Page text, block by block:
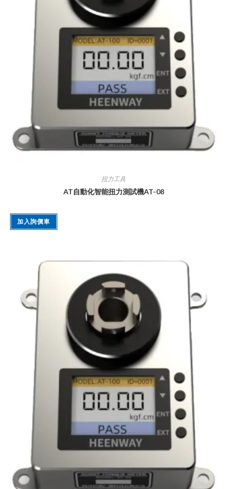
扭力工具
AT自動化智能扭力測試機AT-08
加入詢價車